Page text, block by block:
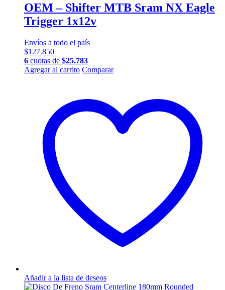
OEM – Shifter MTB Sram NX Eagle
Trigger 1x12v
Envíos a todo el país
$127.850
6 cuotas de $25.783
Agregar al carrito Comparar
Añadir a la lista de deseos